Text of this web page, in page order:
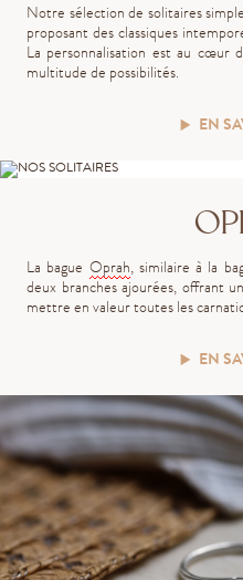
Notre sélection de solitaires
proposant des classiques
La personnalisation est au cœur
multitude de possibilités.
EN
La bague Oprah, similaire à la
deux branches ajourées, offrant
mettre en valeur toutes les
EN